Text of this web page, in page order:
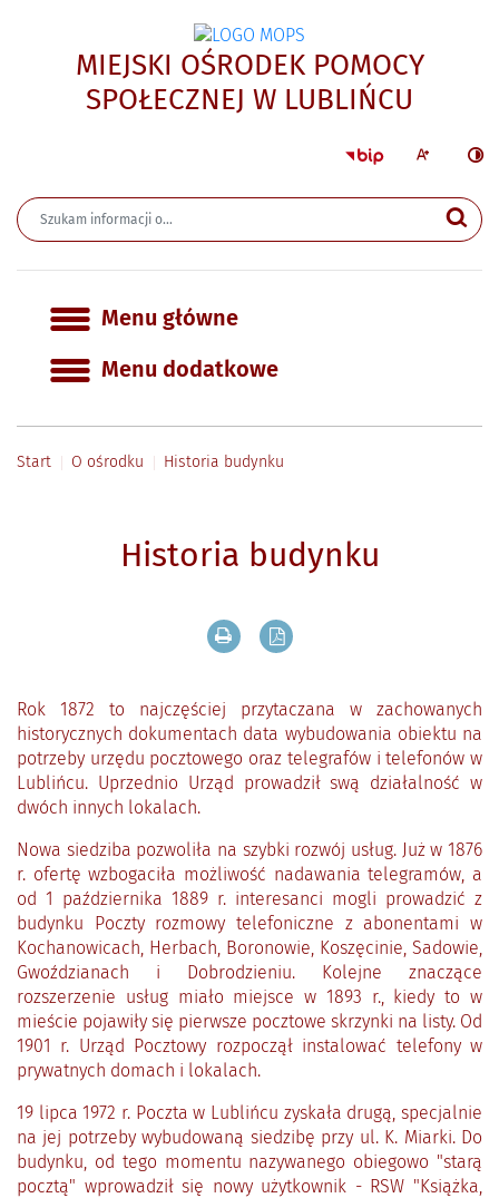
MIEJSKI OŚRODEK POMOCY
SPOŁECZNEJ W LUBLIŃCU
StronaWiększa
Wyszukiwarka
Menu główne
Menu główne
Menu dodatkowe
Start O ośrodku Historia budynku
Historia budynku
Drukuj zawartość bieżącej strony
Zapisz tekst bieżącej
Rok 1872 to najczęściej przytaczana w zachowanych
historycznych dokumentach data wybudowania obiektu na
potrzeby urzędu pocztowego oraz telegrafów i telefonów w
Lublińcu. Uprzednio Urząd prowadził swą działalność w
dwóch innych lokalach.
Nowa siedziba pozwoliła na szybki rozwój usług. Już w 1876
r. ofertę wzbogaciła możliwość nadawania telegramów, a
od 1 października 1889 r. interesanci mogli prowadzić z
budynku Poczty rozmowy telefoniczne z abonentami w
Kochanowicach, Herbach, Boronowie, Koszęcinie, Sadowie,
Gwoździanach i Dobrodzieniu. Kolejne znaczące
rozszerzenie usług miało miejsce w 1893 r., kiedy to w
mieście pojawiły się pierwsze pocztowe skrzynki na listy. Od
1901 r. Urząd Pocztowy rozpoczął instalować telefony w
prywatnych domach i lokalach.
19 lipca 1972 r. Poczta w Lublińcu zyskała drugą, specjalnie
na jej potrzeby wybudowaną siedzibę przy ul. K. Miarki. Do
budynku, od tego momentu nazywanego obiegowo "starą
pocztą" wprowadził się nowy użytkownik - RSW "Książka,